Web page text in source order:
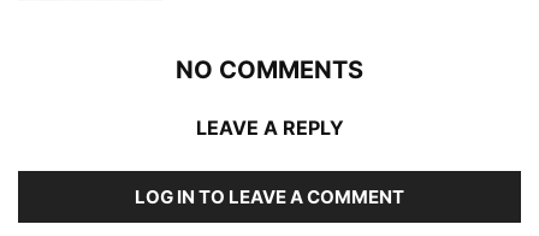
NO COMMENTS
LEAVE A REPLY
LOG IN TO LEAVE A COMMENT